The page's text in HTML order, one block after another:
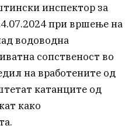
инспектор за
при вршење на
водоводна
сопственост во
на вработените од
катанците од
како